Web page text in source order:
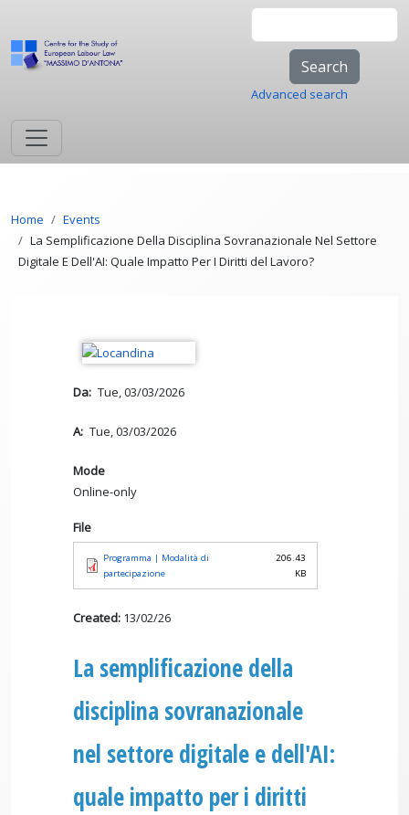
Advanced search
Breadcrumb
Home
Events
La Semplificazione Della Disciplina Sovranazionale Nel Settore
Digitale E Dell'AI: Quale Impatto Per I Diritti del Lavoro?
Da Tue, 03/03/2026
A Tue, 03/03/2026
Mode
Online-only
File
Programma | Modalità di
partecipazione
206.43
KB
Created: 13/02/26
La semplificazione della
disciplina sovranazionale
nel settore digitale e dell'AI:
quale impatto per i diritti